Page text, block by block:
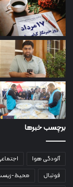
برچسب خبرها
آلودگی هوا
فوتبال
محیط-